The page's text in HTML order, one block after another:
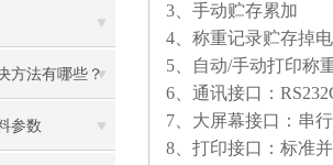
方法有哪些？
参数
3 、手动贮存累加
4 、称重记录贮存掉
5 、自动/手动打印称
6 、通讯接口：
7 、大屏幕接口：串
8 、打印接口：标准